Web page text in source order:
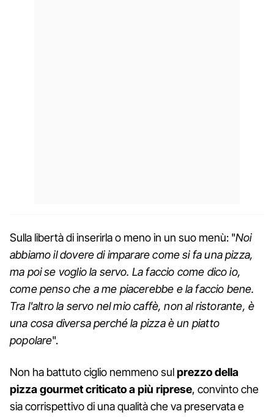
Sulla libertà di inserirla o meno in un suo menù: "Noi
abbiamo il dovere di imparare come si fa una pizza,
ma poi se voglio la servo. La faccio come dico io,
come penso che a me piacerebbe e la faccio bene.
Tra l'altro la servo nel mio caffè, non al ristorante, è
una cosa diversa perché la pizza è un piatto
popolare".
Non ha battuto ciglio nemmeno sulprezzo della
pizza gourmet criticato a più riprese, convinto che
sia corrispettivo di una qualità che va preservata e